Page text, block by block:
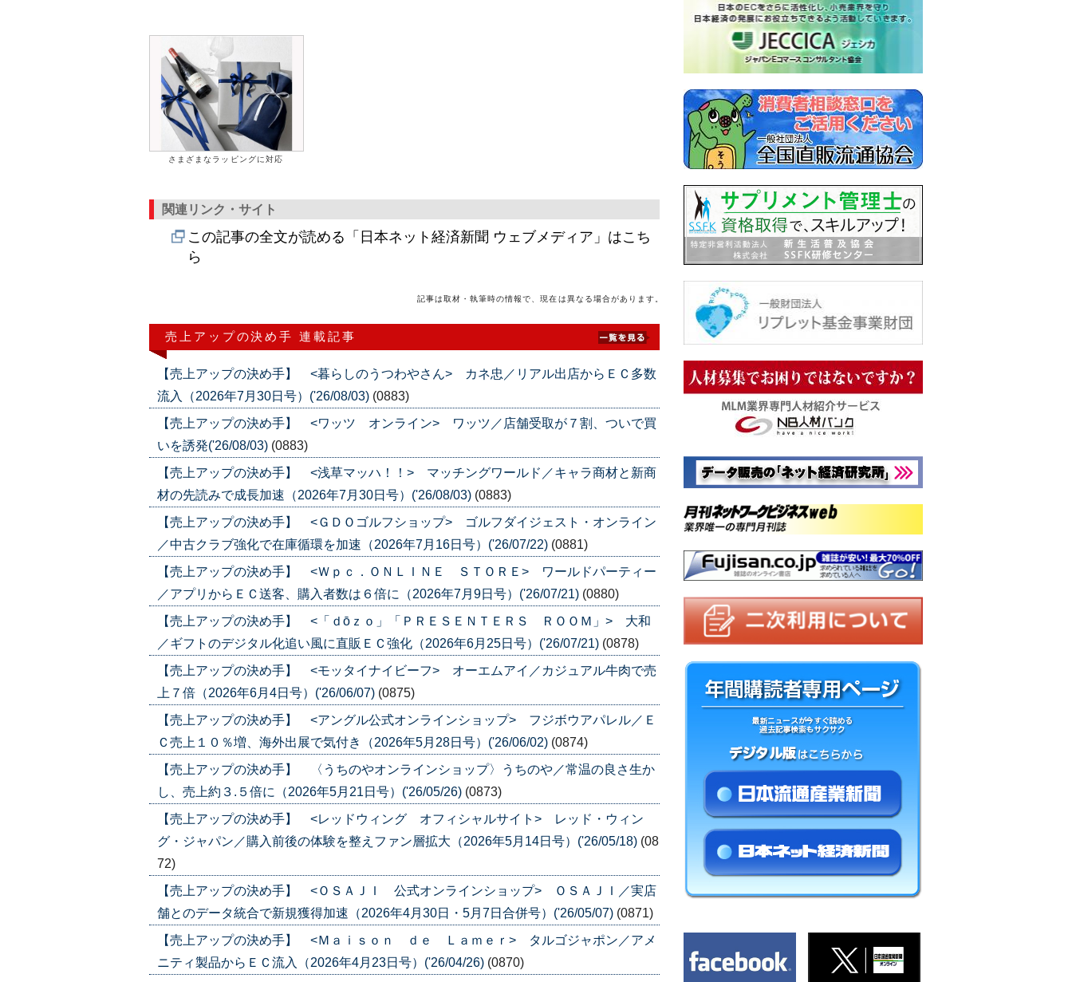
さまざまなラッピングに対応
関連リンク・サイト
この記事の全文が読める「日本ネット経済新聞 ウェブメディア」はこち
ら
記事は取材・執筆時の情報で、現在は異なる場合があります。
売上アップの決め手 連載記事
【売上アップの決め手】 <暮らしのうつわやさん> カネ忠／リアル出店からＥＣ多数
流入（2026年7月30日号）('26/08/03) (0883)
【売上アップの決め手】 <ワッツ オンライン> ワッツ／店舗受取が７割、ついで買
いを誘発('26/08/03) (0883)
【売上アップの決め手】 <浅草マッハ！！> マッチングワールド／キャラ商材と新商
材の先読みで成長加速（2026年7月30日号）('26/08/03) (0883)
【売上アップの決め手】 <ＧＤＯゴルフショップ> ゴルフダイジェスト・オンライン
／中古クラブ強化で在庫循環を加速（2026年7月16日号）('26/07/22) (0881)
【売上アップの決め手】 <Ｗｐｃ．ＯＮＬＩＮＥ ＳＴＯＲＥ> ワールドパーティー
／アプリからＥＣ送客、購入者数は６倍に（2026年7月9日号）('26/07/21) (0880)
【売上アップの決め手】 <「ｄōｚｏ」「ＰＲＥＳＥＮＴＥＲＳ ＲＯＯＭ」> 大和
／ギフトのデジタル化追い風に直販ＥＣ強化（2026年6月25日号）('26/07/21) (0878)
【売上アップの決め手】 <モッタイナイビーフ> オーエムアイ／カジュアル牛肉で売
上７倍（2026年6月4日号）('26/06/07) (0875)
【売上アップの決め手】 <アングル公式オンラインショップ> フジボウアパレル／Ｅ
Ｃ売上１０％増、海外出展で気付き（2026年5月28日号）('26/06/02) (0874)
【売上アップの決め手】 〈うちのやオンラインショップ〉うちのや／常温の良さ生か
し、売上約３.５倍に（2026年5月21日号）('26/05/26) (0873)
【売上アップの決め手】 <レッドウィング オフィシャルサイト> レッド・ウィン
グ・ジャパン／購入前後の体験を整えファン層拡大（2026年5月14日号）('26/05/18) (08
72)
【売上アップの決め手】 <ＯＳＡＪＩ 公式オンラインショップ> ＯＳＡＪＩ／実店
舗とのデータ統合で新規獲得加速（2026年4月30日・5月7日合併号）('26/05/07) (0871)
【売上アップの決め手】 <Ｍａｉｓｏｎ ｄｅ Ｌａｍｅｒ> タルゴジャポン／アメ
ニティ製品からＥＣ流入（2026年4月23日号）('26/04/26) (0870)